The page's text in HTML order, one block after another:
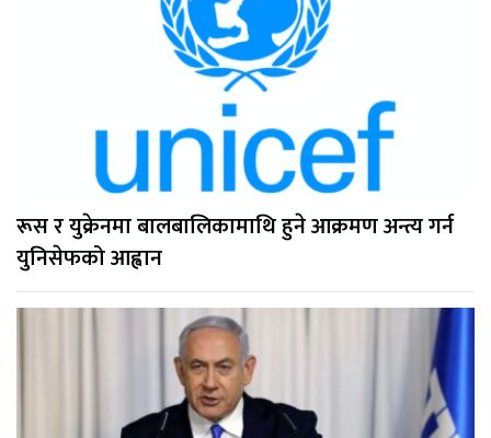
रूस र युक्रेनमा बालबालिकामाथि हुने आक्रमण अन्त्य गर्न
युनिसेफको आह्वान